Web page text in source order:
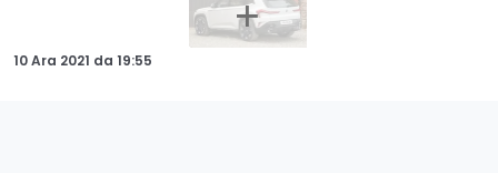
10 Ara 2021 da 19:55